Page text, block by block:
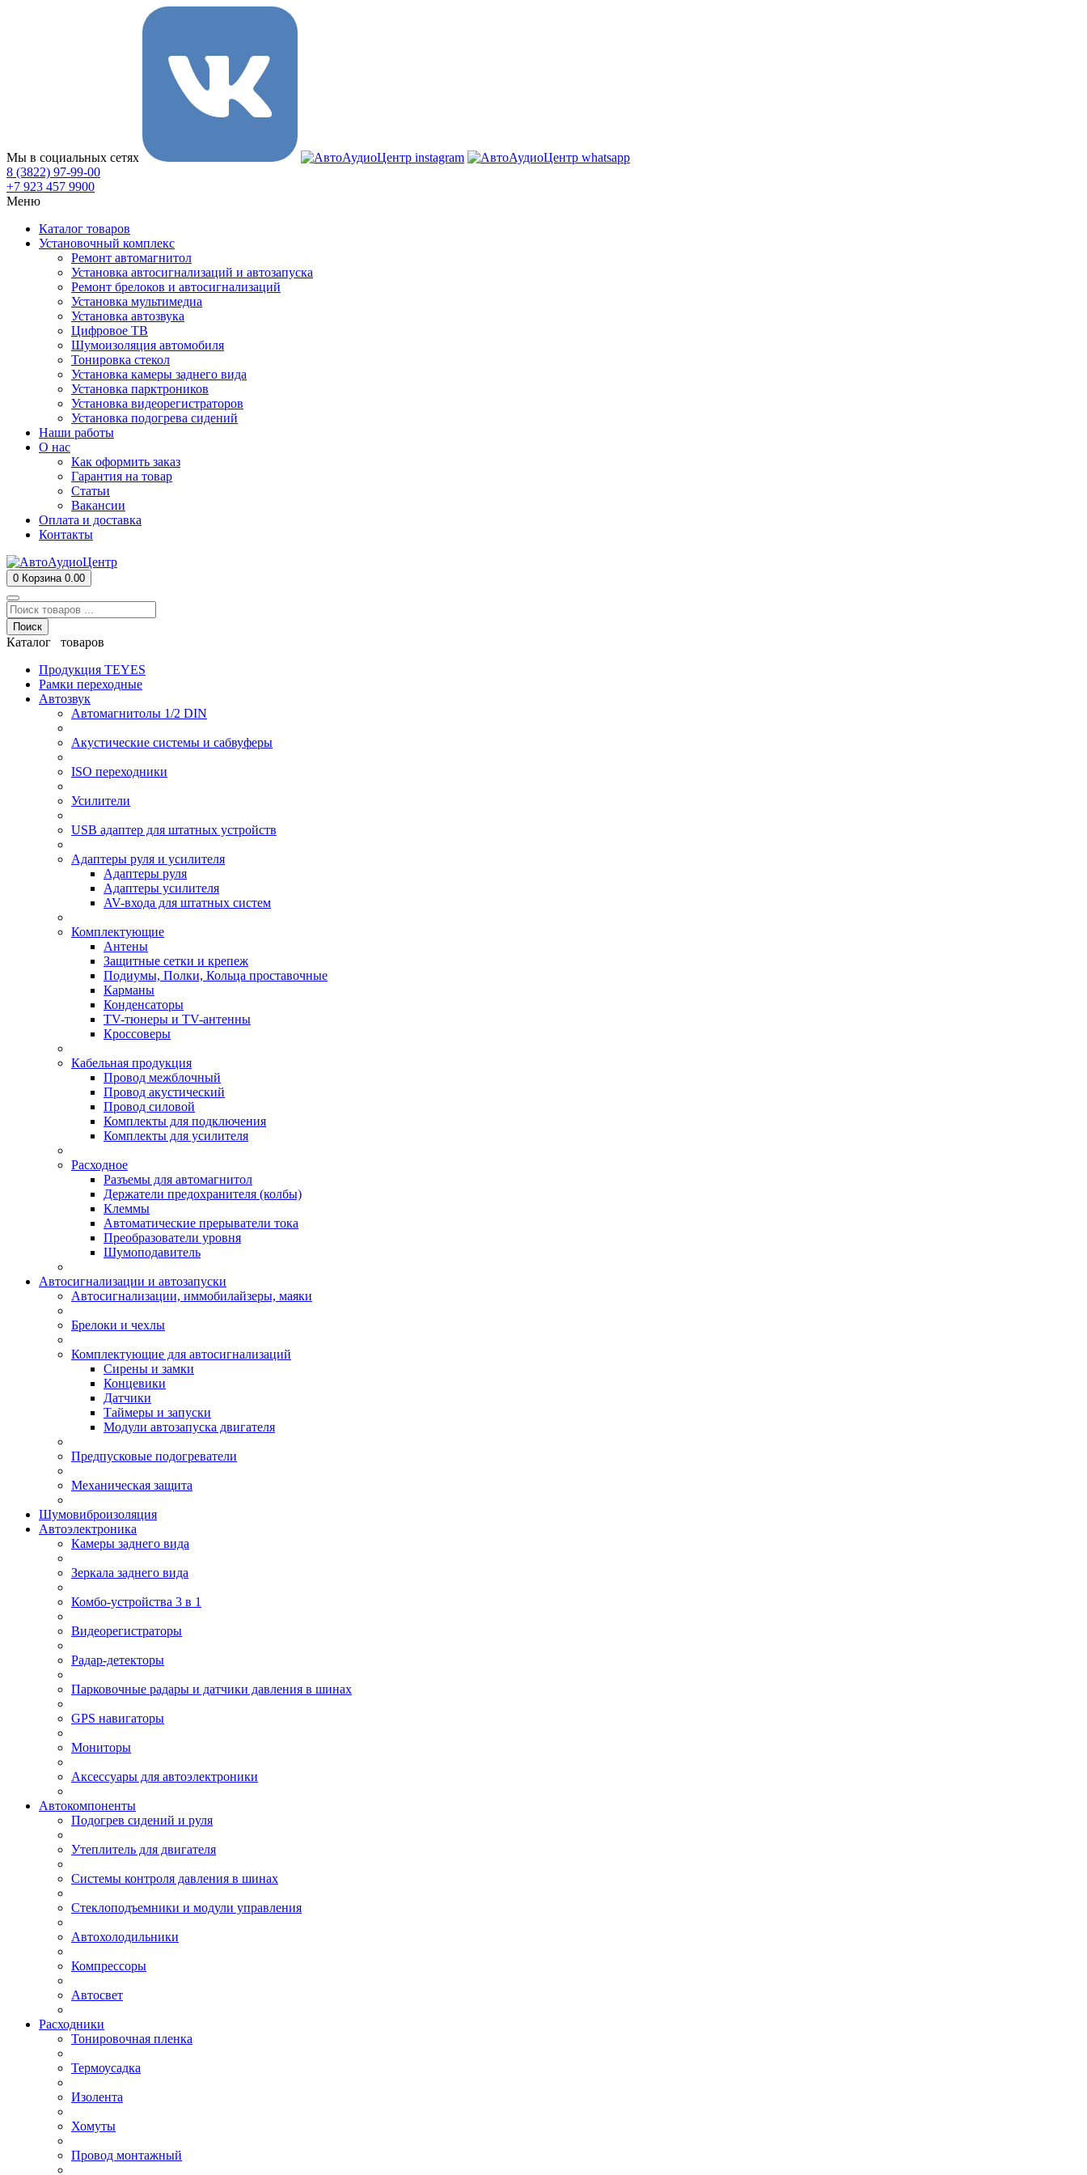
Мы в социальных сетях
8 (3822) 97-99-00
+7 923 457 9900
Меню
Каталог товаров
Установочный комплекс
Ремонт автомагнитол
Установка автосигнализаций и автозапуска
Ремонт брелоков и автосигнализаций
Установка мультимедиа
Установка автозвука
Цифровое ТВ
Шумоизоляция автомобиля
Тонировка стекол
Установка камеры заднего вида
Установка парктроников
Установка видеорегистраторов
Установка подогрева сидений
Наши работы
О нас
Как оформить заказ
Гарантия на товар
Статьи
Вакансии
Оплата и доставка
Контакты
0 Корзина 0.00
Поиск
Каталог товаров
Продукция TEYES
Рамки переходные
Автозвук
Автомагнитолы 1/2 DIN
Акустические системы и сабвуферы
ISO переходники
Усилители
USB адаптер для штатных устройств
Адаптеры руля и усилителя
Адаптеры руля
Адаптеры усилителя
AV-входа для штатных систем
Комплектующие
Антены
Защитные сетки и крепеж
Подиумы, Полки, Кольца проставочные
Карманы
Конденсаторы
TV-тюнеры и TV-антенны
Кроссоверы
Кабельная продукция
Провод межблочный
Провод акустический
Провод силовой
Комплекты для подключения
Комплекты для усилителя
Расходное
Разъемы для автомагнитол
Держатели предохранителя (колбы)
Клеммы
Автоматические прерыватели тока
Преобразователи уровня
Шумоподавитель
Автосигнализации и автозапуски
Автосигнализации, иммобилайзеры, маяки
Брелоки и чехлы
Комплектующие для автосигнализаций
Сирены и замки
Концевики
Датчики
Таймеры и запуски
Модули автозапуска двигателя
Предпусковые подогреватели
Механическая защита
Шумовиброизоляция
Автоэлектроника
Камеры заднего вида
Зеркала заднего вида
Комбо-устройства 3 в 1
Видеорегистраторы
Радар-детекторы
Парковочные радары и датчики давления в шинах
GPS навигаторы
Мониторы
Аксессуары для автоэлектроники
Автокомпоненты
Подогрев сидений и руля
Утеплитель для двигателя
Системы контроля давления в шинах
Стеклоподъемники и модули управления
Автохолодильники
Компрессоры
Автосвет
Расходники
Тонировочная пленка
Термоусадка
Изолента
Хомуты
Провод монтажный